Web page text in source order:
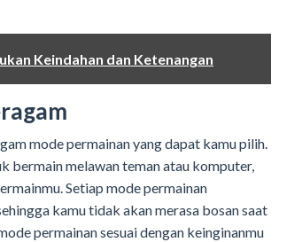
Keindahan dan Ketenangan
mode permainan yang dapat kamu pilih.
bermain melawan teman atau komputer,
Setiap mode permainan
kamu tidak akan merasa bosan saat
permainan sesuai dengan keinginanmu